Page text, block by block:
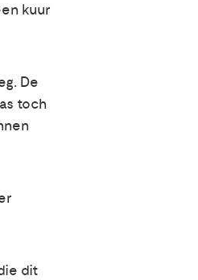
kuur
De
toch
dit